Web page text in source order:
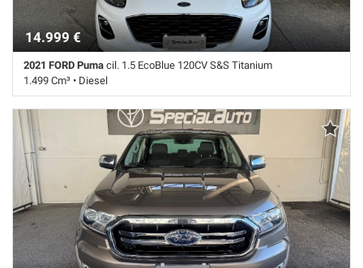
14.999 €
2021 FORD Puma cil. 1.5 EcoBlue 120CV S&S Titanium
1.499 Cm³ • Diesel
98.000 Km • Cambio Manuale (6) • Bianco pastello • 5 Porte • ABS •
Airbag laterali • Airbag testa • Autoradio digitale • Bracciolo • Bracciolo
• Cerchi in lega • Chiusura centralizzata • Climatizzatore • Controllo
elettronico della corsia • Controllo trazione • Cruise Control • ESP • Fari
LED • Fendinebbia • Frenata d'emergenza assistita • Immobilizzatore
elettronico • Riconoscimento dei segnali stradali • Sensore di luce •
Sensori di parcheggio posteriori • Servosterzo • Navigatore satellitare
• Specchietti laterali elettrici